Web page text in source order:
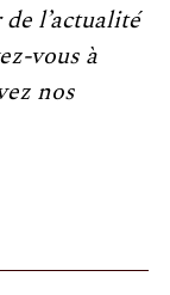
l’actualité
vous à
nos